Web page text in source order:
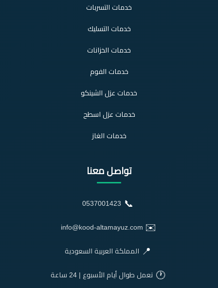
خدمات التسربات
خدمات التسليك
خدمات الخزانات
خدمات الفوم
خدمات عزل الشينكو
خدمات عزل اسطح
خدمات الغاز
تواصل معنا
📞
0537001423
✉️
info@kood-altamayuz.com
📍 المملكة العربية السعودية
🕐 نعمل طوال أيام الأسبوع | 24 ساعة